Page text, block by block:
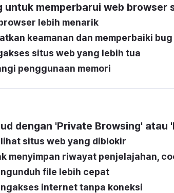
untuk memperbarui web browser
lebih menarik
keamanan dan memperbaiki bug
situs web yang lebih tua
penggunaan memori
dengan 'Private Browsing' atau
situs web yang diblokir
menyimpan riwayat penjelajahan,
file lebih cepat
internet tanpa koneksi